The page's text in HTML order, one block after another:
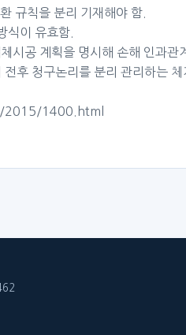
규칙을 분리 기재해야 함.
식이 유효함.
시공 계획을 명시해 손해 인과관
후 청구논리를 분리 관리하는 체
2015/1400.html